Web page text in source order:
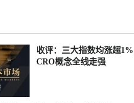
收评：三大指数均涨超1%
CRO概念全线走强